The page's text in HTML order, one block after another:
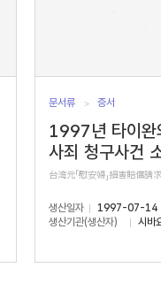
문서류 증서
1997년 타이완
사죄 청구사건
台湾元「慰安婦」損害賠償
생산일자
1997-07-14
생산기관(생산자)
시바